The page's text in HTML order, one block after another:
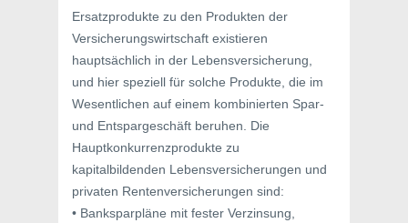
Ersatzprodukte zu den Produkten der
Versicherungswirtschaft existieren
hauptsächlich in der Lebensversicherung,
und hier speziell für solche Produkte, die im
Wesentlichen auf einem kombinierten Spar-
und Entspargeschäft beruhen. Die
Hauptkonkurrenzprodukte zu
kapitalbildenden Lebensversicherungen und
privaten Rentenversicherungen sind:
• Banksparpläne mit fester Verzinsung,